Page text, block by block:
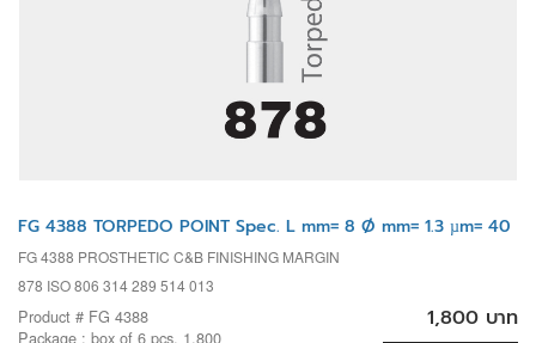
FG 4388 TORPEDO POINT Spec. L mm= 8 Ø mm= 1.3 µm= 40
FG 4388 PROSTHETIC C&B FINISHING MARGIN
878 ISO 806 314 289 514 013
Product # FG 4388
Package : box of 6 pcs. 1,800
1,800 บาท